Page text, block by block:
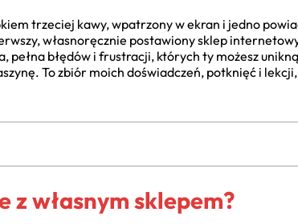
trzeciej kawy, wpatrzony w ekran i jedno
własnoręcznie postawiony sklep
pełna błędów i frustracji, których ty możesz
To zbiór moich doświadczeń, potknięć i
z własnym sklepem?